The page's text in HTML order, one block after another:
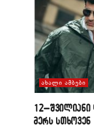
ᲐᲮᲐᲚᲘ ᲐᲛᲑᲔᲑᲘ
12–შვილიანი
მერს სთხოვენ